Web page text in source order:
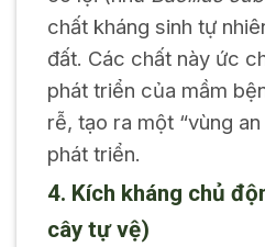
chất kháng sinh tự
đất. Các chất này ức
phát triển của mầm
rễ, tạo ra một “vùng
phát triển.
4. Kích kháng chủ
cây tự vệ)